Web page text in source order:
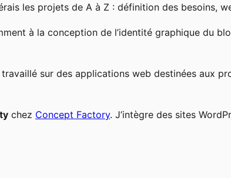
les projets de A à Z : définition des besoins,
à la conception de l’identité graphique du
sur des applications web destinées aux
chez Concept Factory. J’intègre des sites